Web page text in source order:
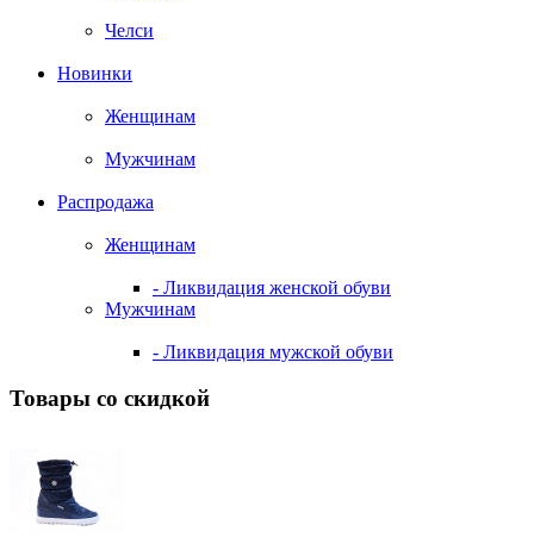
Челси
Новинки
Женщинам
Мужчинам
Распродажа
Женщинам
- Ликвидация женской обуви
Мужчинам
- Ликвидация мужской обуви
Товары со скидкой